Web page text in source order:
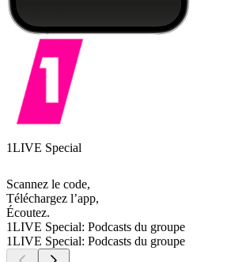
1LIVE Special
Scannez le code,
Téléchargez l’app,
Écoutez.
1LIVE Special: Podcasts du groupe
1LIVE Special: Podcasts du groupe